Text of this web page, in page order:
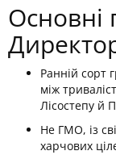
Основні
Ранній сорт
між
Лісостепу й
Не ГМО, із
харчових